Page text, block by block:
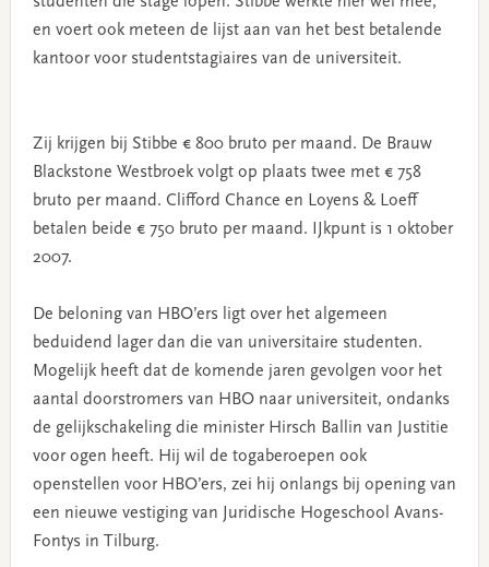
en voert ook meteen de lijst aan van het best betalende
kantoor voor studentstagiaires van de universiteit.
Zij krijgen bij Stibbe € 800 bruto per maand. De Brauw
Blackstone Westbroek volgt op plaats twee met € 758
bruto per maand. Clifford Chance en Loyens & Loeff
betalen beide € 750 bruto per maand. IJkpunt is 1 oktober
2007.
De beloning van HBO’ers ligt over het algemeen
beduidend lager dan die van universitaire studenten.
Mogelijk heeft dat de komende jaren gevolgen voor het
aantal doorstromers van HBO naar universiteit, ondanks
de gelijkschakeling die minister Hirsch Ballin van Justitie
voor ogen heeft. Hij wil de togaberoepen ook
openstellen voor HBO’ers, zei hij onlangs bij opening van
een nieuwe vestiging van Juridische Hogeschool Avans-
Fontys in Tilburg.